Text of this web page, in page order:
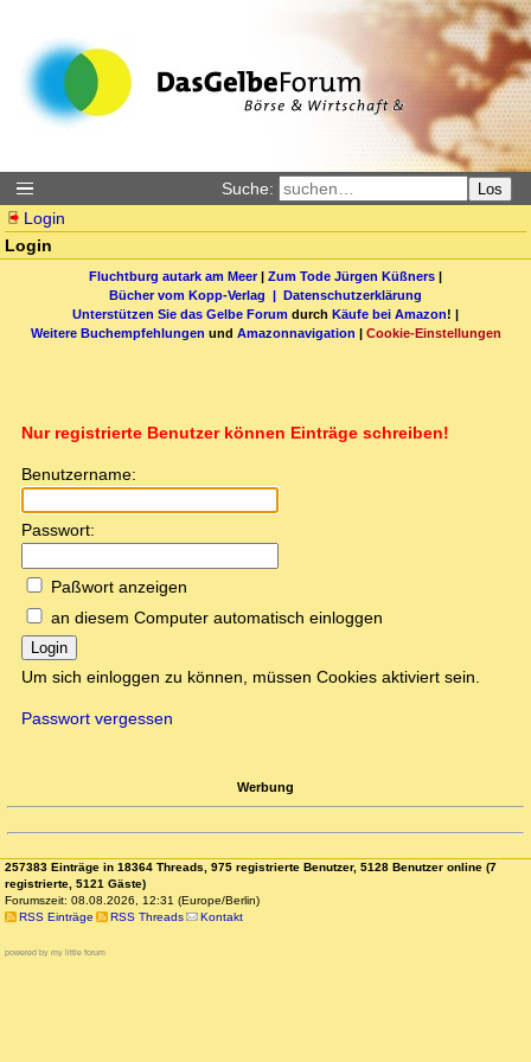
Suche: Los
Login
Login
Fluchtburg autark am Meer| Zum Tode Jürgen Küßners |
Bücher vom Kopp-Verlag | Datenschutzerklärung
Unterstützen Sie das Gelbe Forum durch Käufe bei Amazon! |
Weitere Buchempfehlungen und Amazonnavigation | Cookie-Einstellungen
Nur registrierte Benutzer können Einträge schreiben!
Benutzername:
Passwort:
Paßwort anzeigen
an diesem Computer automatisch einloggen
Login
Um sich einloggen zu können, müssen Cookies aktiviert sein.
Passwort vergessen
Werbung
257383 Einträge in 18364 Threads, 975 registrierte Benutzer, 5128 Benutzer online (7
registrierte, 5121 Gäste)
Forumszeit: 08.08.2026, 12:31 (Europe/Berlin)
RSS Einträge
RSS Threads Kontakt
powered by my little forum